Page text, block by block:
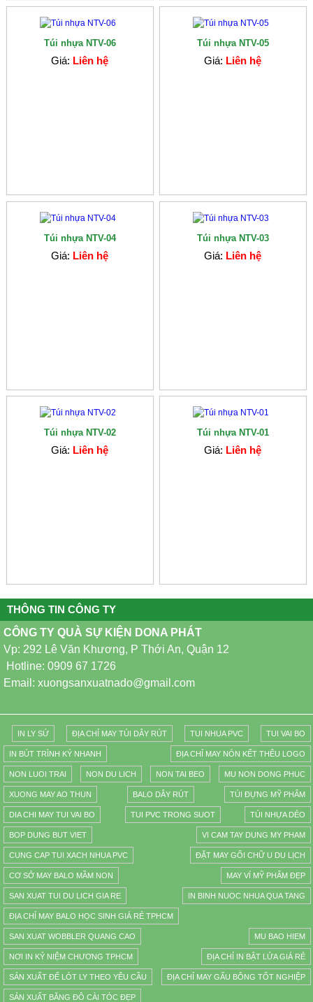
Túi nhựa NTV-06
Giá: Liên hệ
Túi nhựa NTV-05
Giá: Liên hệ
Túi nhựa NTV-04
Giá: Liên hệ
Túi nhựa NTV-03
Giá: Liên hệ
Túi nhựa NTV-02
Giá: Liên hệ
Túi nhựa NTV-01
Giá: Liên hệ
THÔNG TIN CÔNG TY
CÔNG TY QUÀ SỰ KIỆN DONA PHÁT
Vp: 292 Lê Văn Khương, P Thới An, Quận 12
Hotline: 0909 67 1726
Email: xuongsanxuatnado@gmail.com
IN LY SỨ ĐỊA CHỈ MAY TÚI DÂY RÚT TUI NHUA PVC TUI VAI BO
IN BÚT TRÌNH KÝ NHANH ĐỊA CHỈ MAY NÓN KẾT THÊU LOGO
NON LUOI TRAI NON DU LICH NON TAI BEO MU NON DONG PHUC
XUONG MAY AO THUN BALO DÂY RÚT TÚI ĐỰNG MỸ PHẨM
DIA CHI MAY TUI VAI BO TUI PVC TRONG SUOT TÚI NHỰA DẺO
BOP DUNG BUT VIET VI CAM TAY DUNG MY PHAM
CUNG CAP TUI XACH NHUA PVC ĐẶT MAY GỐI CHỮ U DU LỊCH
CƠ SỞ MAY BALO MẦM NON MAY VÍ MỸ PHẨM ĐẸP
SAN XUAT TUI DU LICH GIA RE IN BINH NUOC NHUA QUA TANG
ĐỊA CHỈ MAY BALO HỌC SINH GIÁ RẺ TPHCM
SAN XUAT WOBBLER QUANG CAO MU BAO HIEM
NƠI IN KỶ NIỆM CHƯƠNG TPHCM ĐỊA CHỈ IN BẬT LỬA GIÁ RẺ
SẢN XUẤT ĐẾ LÓT LY THEO YÊU CẦU ĐỊA CHỈ MAY GẤU BÔNG TỐT NGHIỆP
SẢN XUẤT BĂNG ĐÔ CÀI TÓC ĐẸP